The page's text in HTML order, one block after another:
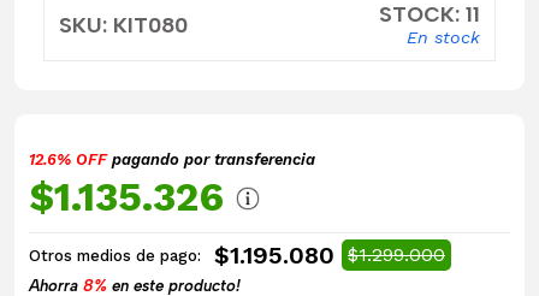
SKU: KIT080 STOCK: 11
En stock
12.6% OFFpagando por transferencia
$1.135.326
Otros medios de pago: $1.195.080 $1.299.000
Ahorra 8% en este producto!